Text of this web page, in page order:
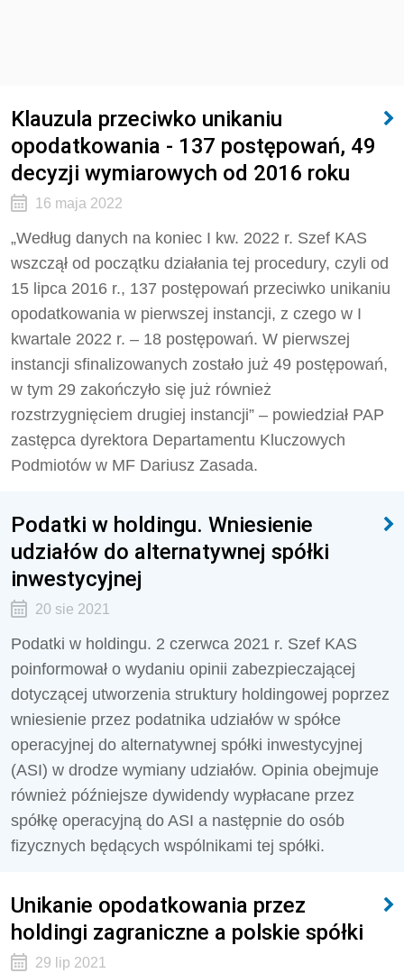
Klauzula przeciwko unikaniu
opodatkowania - 137 postępowań, 49
decyzji wymiarowych od 2016 roku
16 maja 2022
„Według danych na koniec I kw. 2022 r. Szef KAS
wszczął od początku działania tej procedury, czyli od
15 lipca 2016 r., 137 postępowań przeciwko unikaniu
opodatkowania w pierwszej instancji, z czego w I
kwartale 2022 r. – 18 postępowań. W pierwszej
instancji sfinalizowanych zostało już 49 postępowań,
w tym 29 zakończyło się już również
rozstrzygnięciem drugiej instancji” – powiedział PAP
zastępca dyrektora Departamentu Kluczowych
Podmiotów w MF Dariusz Zasada.
Podatki w holdingu. Wniesienie
udziałów do alternatywnej spółki
inwestycyjnej
20 sie 2021
Podatki w holdingu. 2 czerwca 2021 r. Szef KAS
poinformował o wydaniu opinii zabezpieczającej
dotyczącej utworzenia struktury holdingowej poprzez
wniesienie przez podatnika udziałów w spółce
operacyjnej do alternatywnej spółki inwestycyjnej
(ASI) w drodze wymiany udziałów. Opinia obejmuje
również późniejsze dywidendy wypłacane przez
spółkę operacyjną do ASI a następnie do osób
fizycznych będących wspólnikami tej spółki.
Unikanie opodatkowania przez
holdingi zagraniczne a polskie spółki
29 lip 2021